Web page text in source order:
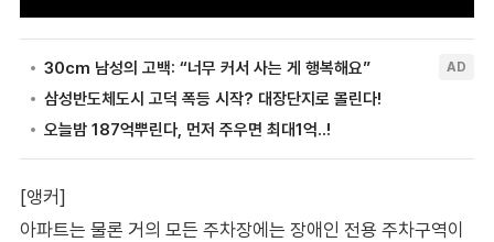
[앵커]
아파트는 물론 거의 모든 주차장에는 장애인 전용 주차구역이